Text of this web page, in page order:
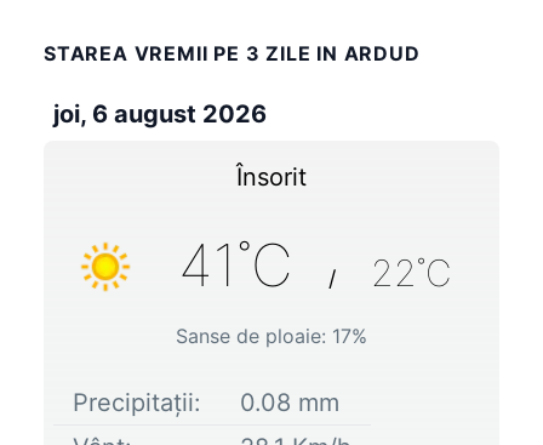
STAREA VREMII PE 3 ZILE IN ARDUD
joi, 6 august 2026
Însorit
41˚C / 22˚C
Sanse de ploaie: 17%
Precipitații: 0.08 mm